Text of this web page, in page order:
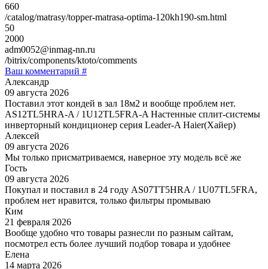
660
/catalog/matrasy/topper-matrasa-optima-120kh190-sm.html
50
2000
adm0052@inmag-nn.ru
/bitrix/components/ktoto/comments
Ваш комментарий #
Александр
09 августа 2026
Поставил этот кондей в зал 18м2 и вообще проблем нет.
AS12TL5HRA-A / 1U12TL5FRA-A Настенные сплит-системы
инверторный кондиционер серия Leader-A Haier(Хайер)
Алексей
09 августа 2026
Мы только присматриваемся, наверное эту модель всё же
Гость
09 августа 2026
Покупал и поставил в 24 году AS07TT5HRA / 1U07TL5FRA,
проблем нет нравится, только фильтры промываю
Ким
21 февраля 2026
Вообще удобно что товары разнесли по разным сайтам,
посмотрел есть более лучший подбор товара и удобнее
Елена
14 марта 2026